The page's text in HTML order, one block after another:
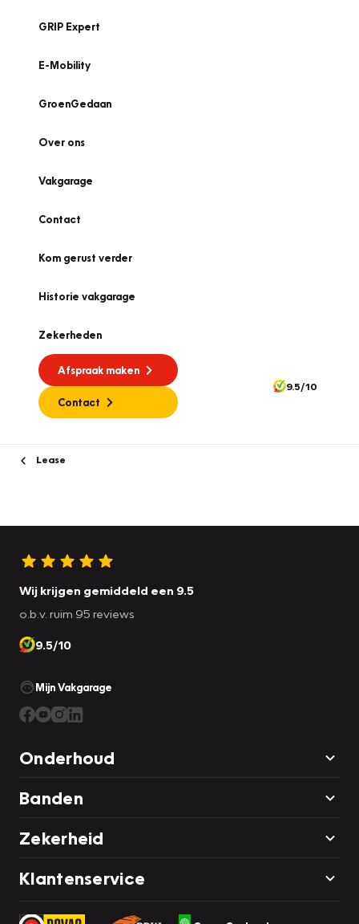
GRIP Expert
E-Mobility
GroenGedaan
Over ons
Vakgarage
Contact
Kom gerust verder
Historie vakgarage
Zekerheden
Afspraak maken
Contact
9.5/10
Lease
Wij krijgen gemiddeld een 9.5
o.b.v. ruim 95 reviews
9.5/10
Mijn Vakgarage
Onderhoud
Banden
Zekerheid
Klantenservice